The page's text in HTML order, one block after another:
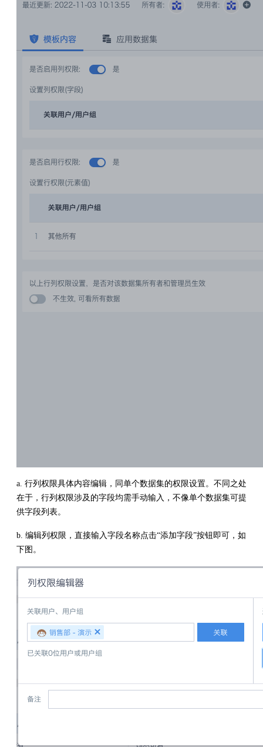
a. 行列权限具体内容编辑，同单个数据集的权限设置。不同之处
在于，行列权限涉及的字段均需手动输入，不像单个数据集可提
供字段列表。
b. 编辑列权限，直接输入字段名称点击“添加字段”按钮即可，如
下图。